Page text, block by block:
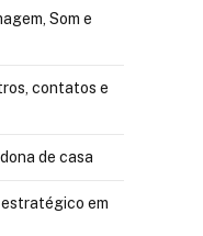
Som e
contatos e
de casa
em